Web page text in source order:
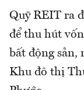
Quỹ REIT ra
để thu hút
bất động
Khu đô thị